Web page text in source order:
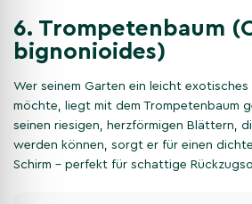
6. Trompetenbaum
bignonioides)
Wer seinem Garten ein leicht exotisches
möchte, liegt mit dem Trompetenbaum
seinen riesigen, herzförmigen Blättern,
werden können, sorgt er für einen
Schirm – perfekt für schattige